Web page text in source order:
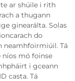
ar shúile i rith
a thugann
ginearálta. Solas
do
neamhfoirmiúil. Tá
níos mó foinse
i gceann
casta. Tá